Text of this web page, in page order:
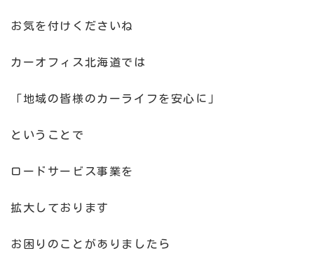
お気を付けくださいね
カーオフィス北海道では
「地域の皆様のカーライフを安心に」
ということで
ロードサービス事業を
拡大しております
お困りのことがありましたら